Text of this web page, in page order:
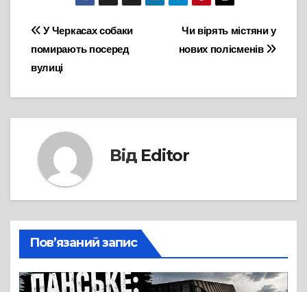
Навігація
записів
Чи вірять містяни у
нових полісменів
У Черкасах собаки
помирають посеред
вулиці
Від Editor
Пов’язаний запис